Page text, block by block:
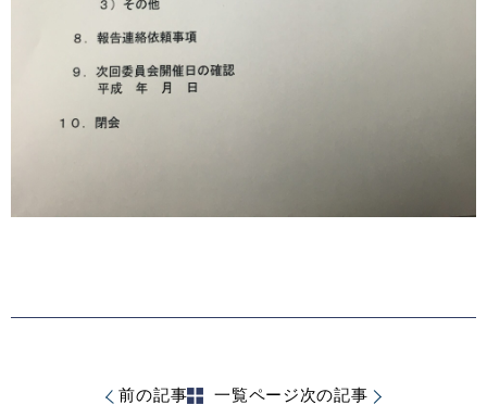
前の記事 一覧ページ 次の記事